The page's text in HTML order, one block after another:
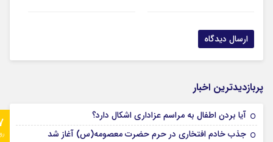
پربازدیدترین اخبار
آیا بردن اطفال به مراسم عزادارى اشکال دارد؟
جذب خادم افتخاری در حرم حضرت معصومه(س) آغاز شد